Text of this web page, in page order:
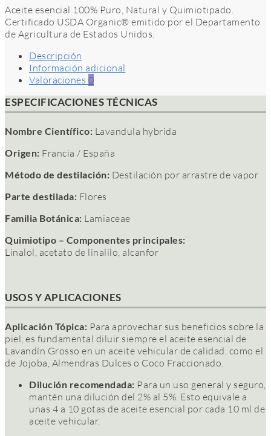
Aceite esencial 100% Puro, Natural y Quimiotipado.
Certificado USDA Organic® emitido por el Departamento
de Agricultura de Estados Unidos.
Descripción
Información adicional
Valoraciones 0
ESPECIFICACIONES TÉCNICAS
Nombre Científico: Lavandula hybrida
Origen: Francia / España
Método de destilación: Destilación por arrastre de vapor
Parte destilada: Flores
Familia Botánica: Lamiaceae
Quimiotipo – Componentes principales:
Linalol, acetato de linalilo, alcanfor
USOS Y APLICACIONES
Aplicación Tópica: Para aprovechar sus beneficios sobre la
piel, es fundamental diluir siempre el aceite esencial de
Lavandín Grosso en un aceite vehicular de calidad, como el
de Jojoba, Almendras Dulces o Coco Fraccionado.
Dilución recomendada: Para un uso general y seguro,
mantén una dilución del 2% al 5%. Esto equivale a
unas 4 a 10 gotas de aceite esencial por cada 10 ml de
aceite vehicular.